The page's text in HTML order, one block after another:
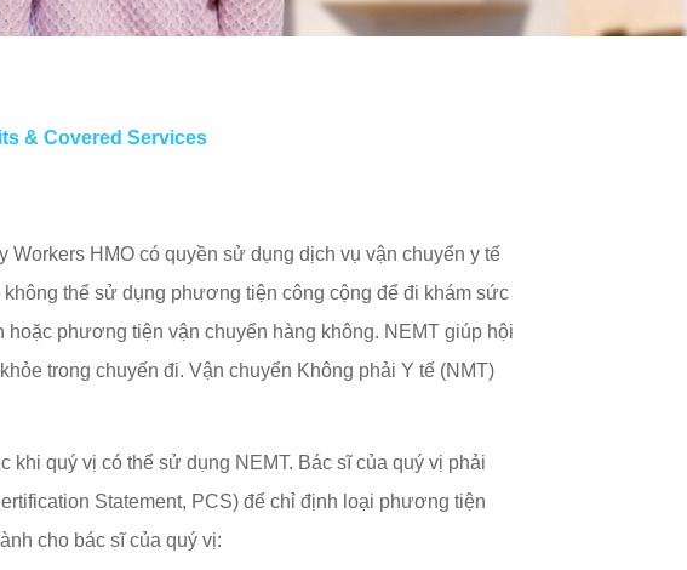
»
Quyền và Trách nhiệm của Quý vị »
& Covered Services
HMO có quyền sử dụng dịch vụ vận chuyển y tế
thể sử dụng phương tiện công cộng để đi khám sức
phương tiện vận chuyển hàng không. NEMT giúp hội
trong chuyến đi. Vận chuyển Không phải Y tế (NMT)
khi quý vị có thể sử dụng NEMT. Bác sĩ của quý vị phải
Statement, PCS) để chỉ định loại phương tiện
cho bác sĩ của quý vị: